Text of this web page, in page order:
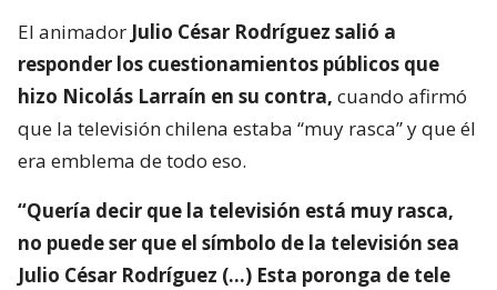
El animador Julio César Rodríguez salió a
responder los cuestionamientos públicos que
hizo Nicolás Larraín en su contra, cuando afirmó
que la televisión chilena estaba “muy rasca” y que él
era emblema de todo eso.
“Quería decir que la televisión está muy rasca,
no puede ser que el símbolo de la televisión sea
Julio César Rodríguez (…) Esta poronga de tele